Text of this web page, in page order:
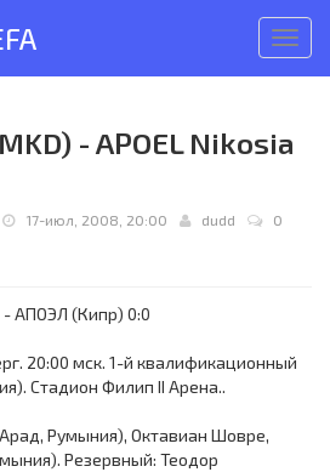
меню
- APOEL Nikosia
17-июл, 2008, 20:00 dudd
0
АПОЭЛ (Кипр) 0:0
20:00 мск. 1-й квалификационный
Стадион Филип II Арена..
Румыния), Октавиан Шовре,
Резервный: Теодор